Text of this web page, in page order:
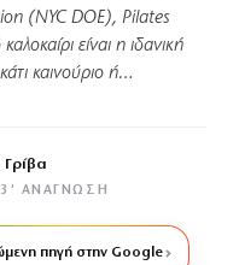
(NYC DOE), Pilates
είναι η ιδανική
καινούριο ή…
Γρίβα
3′ ΑΝΆΓΝΩΣΗ
πηγή στην Google